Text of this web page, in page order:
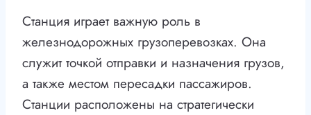
Станция играет важную роль в
железнодорожных грузоперевозках. Она
служит точкой отправки и назначения грузов,
а также местом пересадки пассажиров.
Станции расположены на стратегически